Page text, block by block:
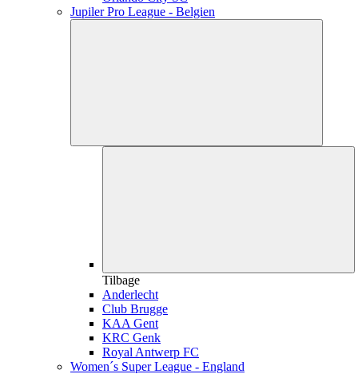
Jupiler Pro League - Belgien
Tilbage
Anderlecht
Club Brugge
KAA Gent
KRC Genk
Royal Antwerp FC
Women´s Super League - England